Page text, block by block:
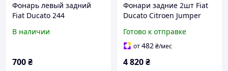
Фонарь левый задний
Fiat Ducato 244
В наличии
700₴
Фонари задние 2шт Fiat
Ducato Citroen Jumper
Готово к отправке
от482₴/мес
4 820₴